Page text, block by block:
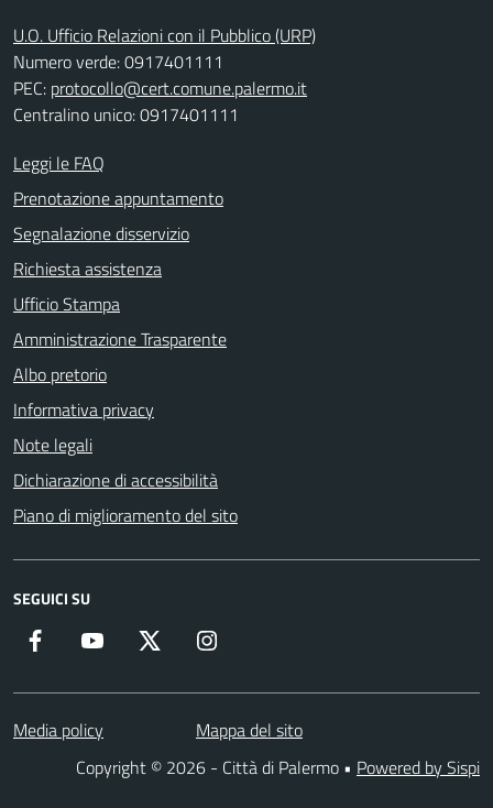
U.O. Ufficio Relazioni con il Pubblico (URP)
Numero verde: 0917401111
PEC: protocollo@cert.comune.palermo.it
Centralino unico: 0917401111
Leggi le FAQ
Prenotazione appuntamento
Segnalazione disservizio
Richiesta assistenza
Ufficio Stampa
Amministrazione Trasparente
Albo pretorio
Informativa privacy
Note legali
Dichiarazione di accessibilità
Piano di miglioramento del sito
SEGUICI SU
Facebook YouTube Twitter
Media policy
Mappa del sito
Copyright © 2026 - Città di Palermo • Powered by Sispi